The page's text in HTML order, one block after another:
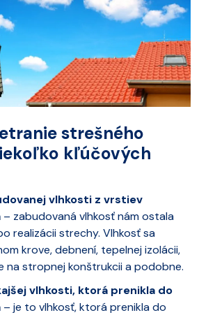
strešného
kľúčových
vlhkosti z vrstiev
– zabudovaná vlhkosť nám ostala
realizácii strechy. Vlhkosť sa
krove, debnení, tepelnej izolácii,
stropnej konštrukcii a podobne.
vlhkosti, ktorá prenikla do
– je to vlhkosť, ktorá prenikla do